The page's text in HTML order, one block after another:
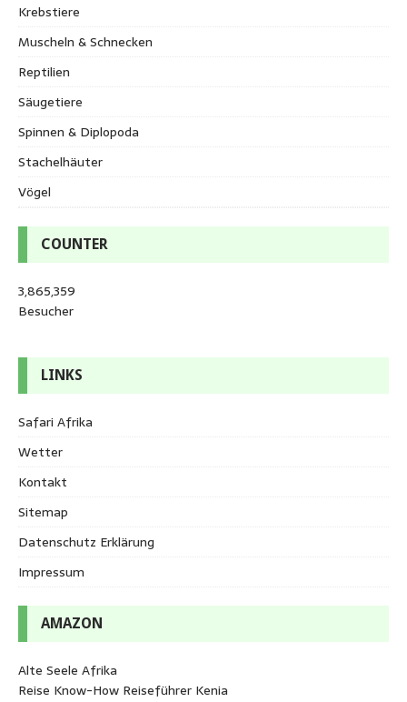
Krebstiere
Muscheln & Schnecken
Reptilien
Säugetiere
Spinnen & Diplopoda
Stachelhäuter
Vögel
COUNTER
3,865,359
Besucher
LINKS
Safari Afrika
Wetter
Kontakt
Sitemap
Datenschutz Erklärung
Impressum
AMAZON
Alte Seele Afrika
Reise Know-How Reiseführer Kenia